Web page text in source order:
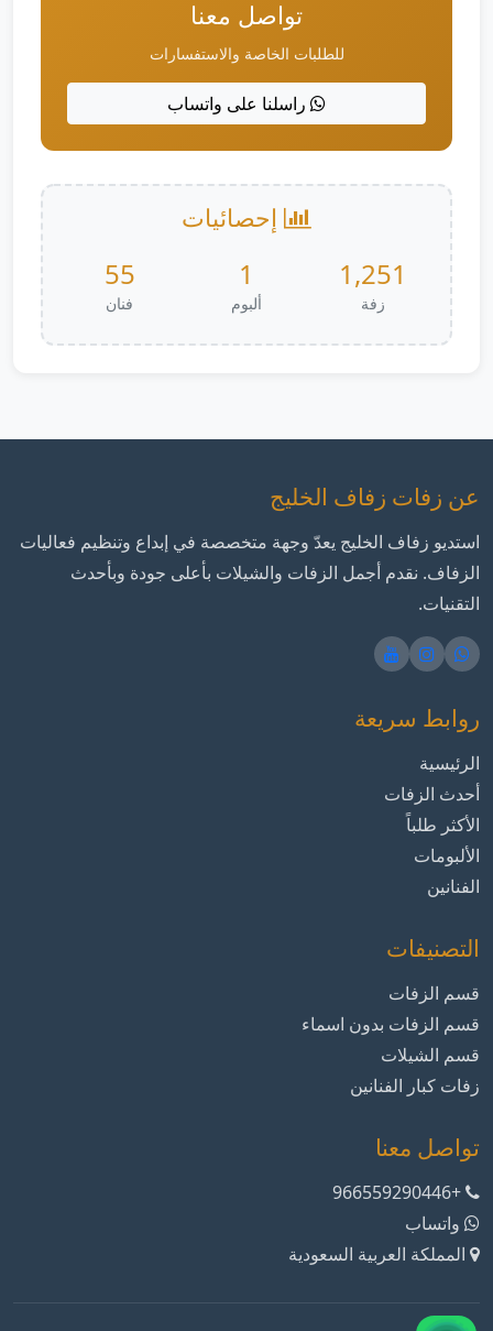
تواصل معنا
للطلبات الخاصة والاستفسارات
راسلنا على واتساب
إحصائيات
1,251
زفة
1
ألبوم
55
فنان
عن زفات زفاف الخليج
استديو زفاف الخليج يعدّ وجهة متخصصة في إبداع وتنظيم فعاليات
الزفاف. نقدم أجمل الزفات والشيلات بأعلى جودة وبأحدث
التقنيات.
روابط سريعة
الرئيسية
أحدث الزفات
الأكثر طلباً
الألبومات
الفنانين
التصنيفات
قسم الزفات
قسم الزفات بدون اسماء
قسم الشيلات
زفات كبار الفنانين
تواصل معنا
+966559290446
واتساب
المملكة العربية السعودية